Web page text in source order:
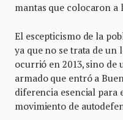
mantas que colocaron a
El escepticismo de la
ya que no se trata de
ocurrió en 2013, sino
armado que entró a
diferencia esencial para
movimiento de